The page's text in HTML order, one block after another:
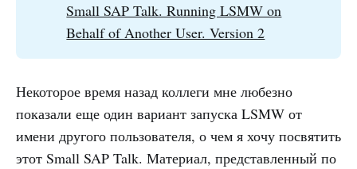
Small SAP Talk. Running LSMW on
Behalf of Another User. Version 2
Некоторое время назад коллеги мне любезно
показали еще один вариант запуска LSMW от
имени другого пользователя, о чем я хочу посвятить
этот Small SAP Talk. Материал, представленный по